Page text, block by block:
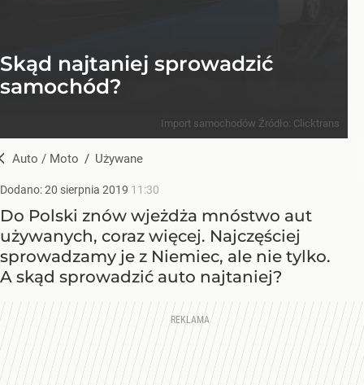
Skąd najtaniej sprowadzić
samochód?
Import samochodów Źródło: Clicktrans
Auto / Moto / Używane
Dodano:20 sierpnia 2019 11:30
Do Polski znów wjeżdża mnóstwo aut
używanych, coraz więcej. Najczęściej
sprowadzamy je z Niemiec, ale nie tylko.
A skąd sprowadzić auto najtaniej?